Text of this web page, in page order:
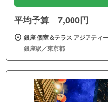
平均予算 7,000円
銀座 個室＆テラス アジアティ
銀座駅／東京都